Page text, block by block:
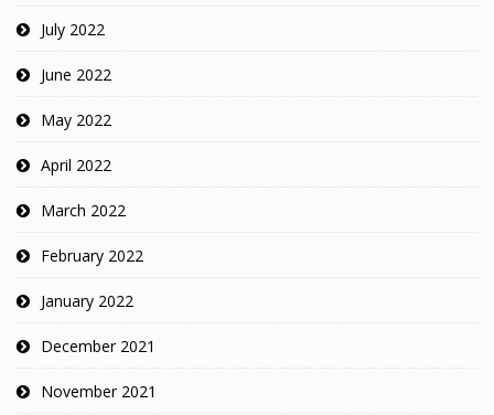
July 2022
June 2022
May 2022
April 2022
March 2022
February 2022
January 2022
December 2021
November 2021